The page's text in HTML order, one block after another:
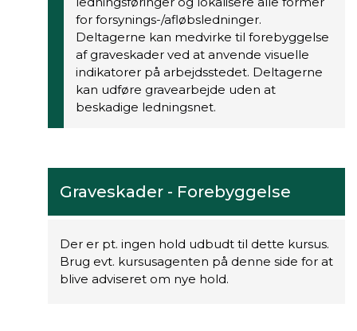
for forsynings-/afløbsledninger.
Deltagerne kan medvirke til forebyggelse
af graveskader ved at anvende visuelle
indikatorer på arbejdsstedet. Deltagerne
kan udføre gravearbejde uden at
beskadige ledningsnet.
Graveskader - Forebyggelse
Der er pt. ingen hold udbudt til dette kursus.
Brug evt. kursusagenten på denne side for at
blive adviseret om nye hold.